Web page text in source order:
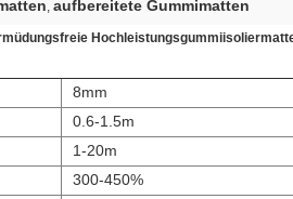
, aufbereitete Gummimatten
8mm
0.6-1.5m
1-20m
300-450%